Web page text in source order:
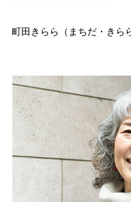
町田きらら（まちだ・き